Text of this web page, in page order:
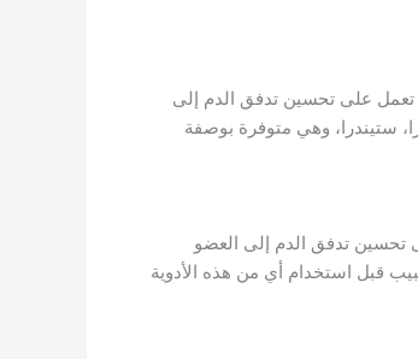
تعمل على تحسين تدفق الدم إلى
ستيندرا، وهي متوفرة بوصفة
تحسين تدفق الدم إلى العضو
قبل استخدام أي من هذه الأدوية